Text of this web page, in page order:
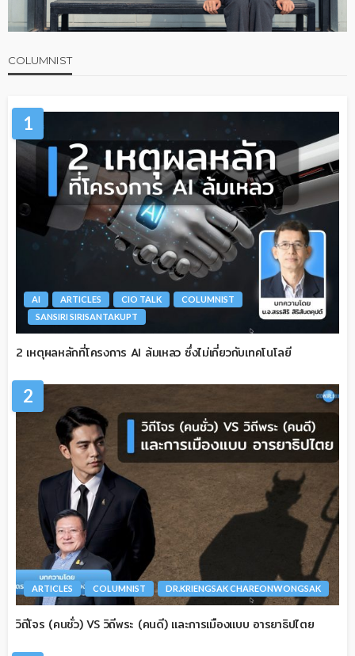
COLUMNIST
1
AI ARTICLES CIO TALK
COLUMNIST
SANSIRI SIRISANTAKUPT
2 เหตุผลหลักที่โครงการ AI ล้มเหลว ซึ่งไม่เกี่ยวกับเทคโนโลยี
2
ARTICLES COLUMNIST DR.KRIENGSAK CHAREONWONGSAK
วิถีโจร (คนชั่ว) VS วิถีพระ (คนดี) และการเมืองแบบ อารยาธิปไตย